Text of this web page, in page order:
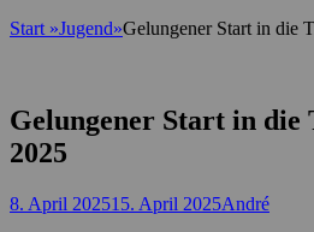
Start »Jugend»Gelungener Start in die
Gelungener Start in die
2025
Posted
8. April 202515. April 2025Autor
André